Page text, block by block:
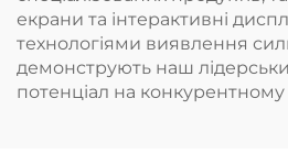
екрани та інтерактивні
технологіями виявлення
демонструють наш
потенціал на